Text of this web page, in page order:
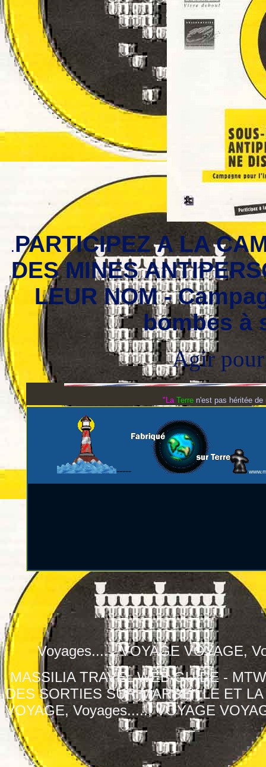
.PARTICIPEZ A LA
DES MINES
LEUR NOM -
bombes à
Agir pour
" La Terren'est pas héritée
-----
Voyages....., VOYAGE VOYAGE,
MASSILIA TRAVEL WEB GUIDE -
DES SORTIES SUR MARSEILLE ET
VOYAGE, Voyages....., VOYAGE